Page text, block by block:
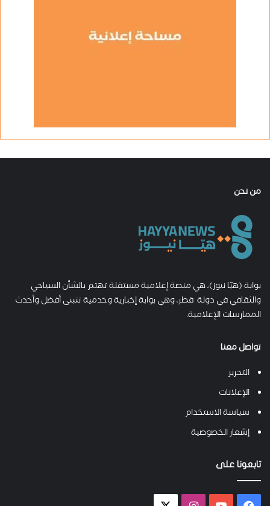
من نحن
بوابة (هيّا نيوز)، هي منصة إعلامية مستقلة تهتم بالشأن السياحي
والثقافي في دولة قطر، وهي بوابة إخبارية وخدمية تتبنى أفضل وأحدث
الممارسات الإعلامية.
تواصل معنا
التحرير
الإعلانات
سياسة الاستخدام
إشعار الخصوصية
تابعونا على